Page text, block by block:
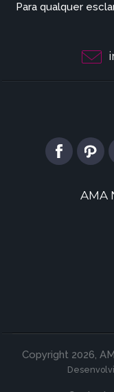
Para qualquer
AMA
Copyright 2026,